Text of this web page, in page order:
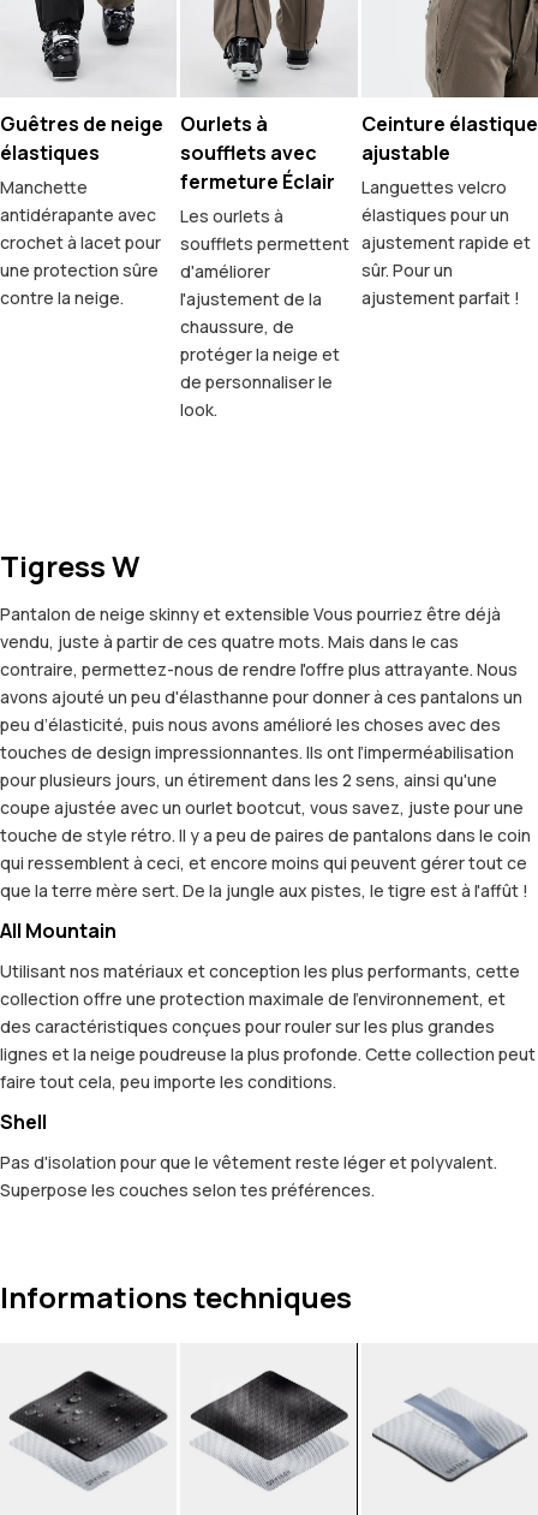
Guêtres de neige
élastiques
Manchette
antidérapante avec
crochet à lacet pour
une protection sûre
contre la neige.
Ourlets à
soufflets avec
fermeture Éclair
Les ourlets à
soufflets permettent
d'améliorer
l'ajustement de la
chaussure, de
protéger la neige et
de personnaliser le
look.
Ceinture élastique
ajustable
Languettes velcro
élastiques pour un
ajustement rapide et
sûr. Pour un
ajustement parfait !
Tigress W
Pantalon de neige skinny et extensible Vous pourriez être déjà
vendu, juste à partir de ces quatre mots. Mais dans le cas
contraire, permettez-nous de rendre l'offre plus attrayante. Nous
avons ajouté un peu d'élasthanne pour donner à ces pantalons un
peu d’élasticité, puis nous avons amélioré les choses avec des
touches de design impressionnantes. Ils ont l’imperméabilisation
pour plusieurs jours, un étirement dans les 2 sens, ainsi qu'une
coupe ajustée avec un ourlet bootcut, vous savez, juste pour une
touche de style rétro. Il y a peu de paires de pantalons dans le coin
qui ressemblent à ceci, et encore moins qui peuvent gérer tout ce
que la terre mère sert. De la jungle aux pistes, le tigre est à l'affût !
All Mountain
Utilisant nos matériaux et conception les plus performants, cette
collection offre une protection maximale de l'environnement, et
des caractéristiques conçues pour rouler sur les plus grandes
lignes et la neige poudreuse la plus profonde. Cette collection peut
faire tout cela, peu importe les conditions.
Shell
Pas d'isolation pour que le vêtement reste léger et polyvalent.
Superpose les couches selon tes préférences.
Informations techniques